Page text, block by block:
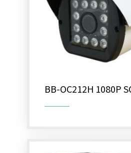
BB-OC212H 1080P
型定焦